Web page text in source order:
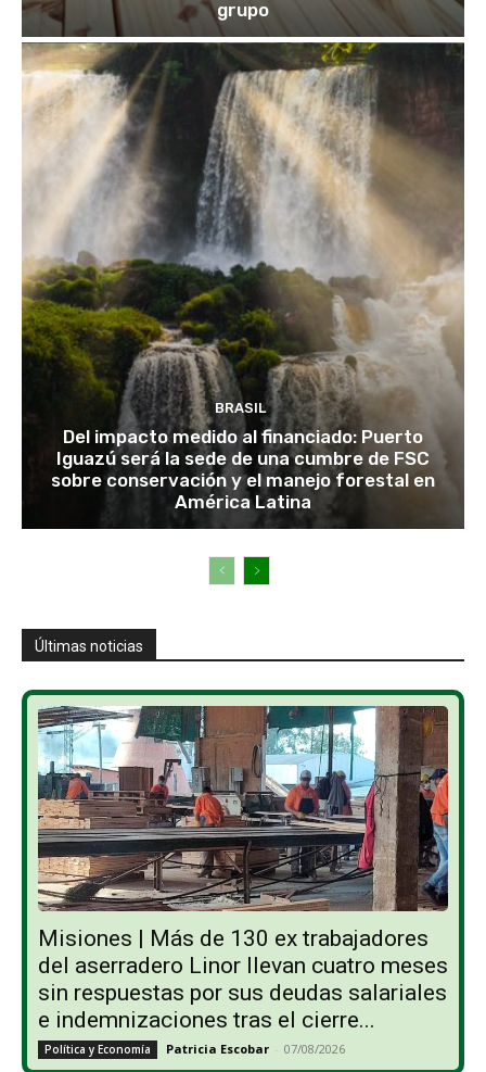
grupo
BRASIL
Del impacto medido al financiado: Puerto
Iguazú será la sede de una cumbre de FSC
sobre conservación y el manejo forestal en
América Latina
Últimas noticias
Misiones | Más de 130 ex trabajadores
del aserradero Linor llevan cuatro meses
sin respuestas por sus deudas salariales
e indemnizaciones tras el cierre...
Política y Economía Patricia Escobar - 07/08/2026